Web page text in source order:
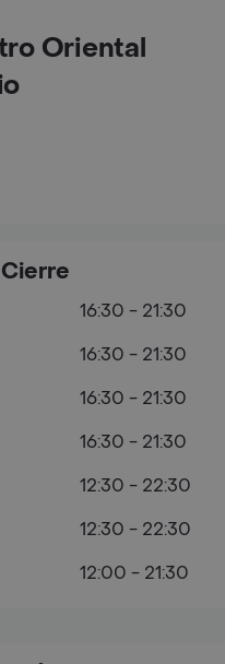
Oriental
16:30 - 21:30
16:30 - 21:30
16:30 - 21:30
16:30 - 21:30
12:30 - 22:30
12:30 - 22:30
12:00 - 21:30